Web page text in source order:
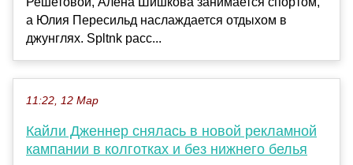
а Юлия Пересильд наслаждается отдыхом в
джунглях. Spltnk расс...
11:22, 12 Мар
Кайли Дженнер снялась в новой рекламной
кампании в колготках и без нижнего белья